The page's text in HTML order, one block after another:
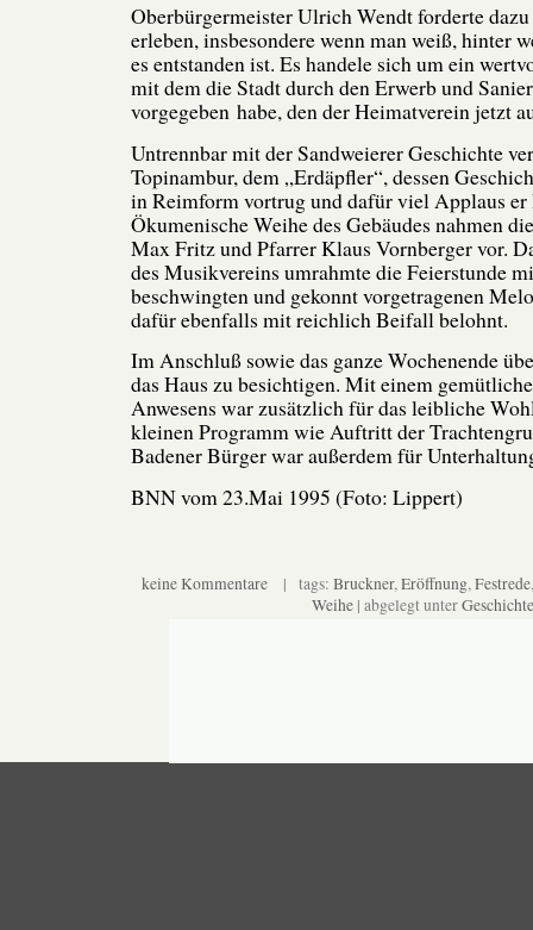
Oberbürgermeister Ulrich Wendt forderte dazu
erleben, insbesondere wenn man weiß, hinter
es entstanden ist. Es handele sich um ein
mit dem die Stadt durch den Erwerb und
vorgegeben habe, den der Heimatverein jetzt
Untrennbar mit der Sandweierer Geschichte
Topinambur, dem „Erdäpfler“, dessen
in Reimform vortrug und dafür viel Applaus
Ökumenische Weihe des Gebäudes nahmen
Max Fritz und Pfarrer Klaus Vornberger vor.
des Musikvereins umrahmte die Feierstunde
beschwingten und gekonnt vorgetragenen
dafür ebenfalls mit reichlich Beifall belohnt.
Im Anschluß sowie das ganze Wochenende
das Haus zu besichtigen. Mit einem
Anwesens war zusätzlich für das leibliche
kleinen Programm wie Auftritt der
Badener Bürger war außerdem für
BNN vom 23.Mai 1995 (Foto: Lippert)
keine Kommentare| tags: Bruckner,Eröffnung,Festrede
Weihe| abgelegt unterGeschichte